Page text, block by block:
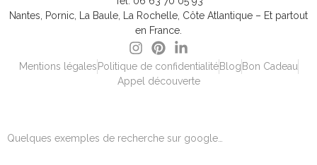
Nantes, Pornic, La Baule, La Rochelle, Côte Atlantique – Et partout
en France.
Mentions légales Politique de confidentialité Blog Bon Cadeau
Appel découverte
Quelques exemples de recherche sur google…